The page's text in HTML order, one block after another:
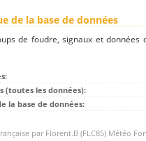
de la base de données
de foudre, signaux et
(toutes les données):
la base de données:
par Florent.B (FLC85) Météo